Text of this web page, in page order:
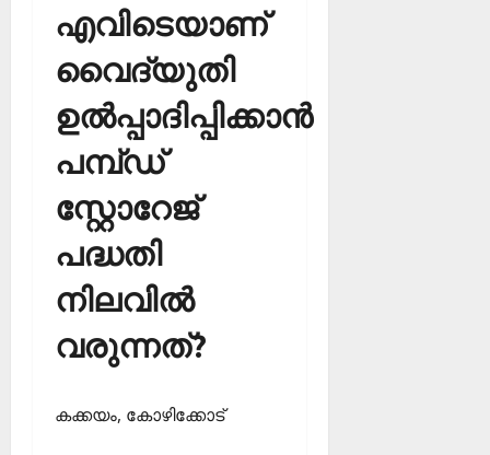
എവിടെയാണ്
വൈദ്യുതി
ഉല്‍പ്പാദിപ്പിക്കാന്‍
പമ്പ്ഡ്
സ്റ്റോറേജ്
പദ്ധതി
നിലവില്‍
വരുന്നത്?
കക്കയം, കോഴിക്കോട്